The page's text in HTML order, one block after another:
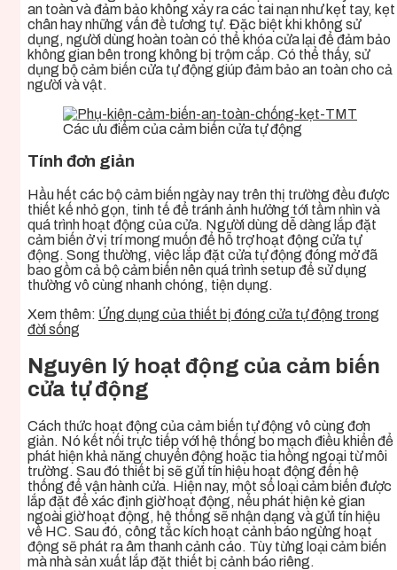
an toàn và đảm bảo không xảy ra các tai nạn như kẹt tay, kẹt
chân hay những vấn đề tương tự. Đặc biệt khi không sử
dụng, người dùng hoàn toàn có thể khóa cửa lại để đảm bảo
không gian bên trong không bị trộm cắp. Có thể thấy, sử
dụng bộ cảm biến cửa tự động giúp đảm bảo an toàn cho cả
người và vật.
Các ưu điểm của cảm biến cửa tự động
Tính đơn giản
Hầu hết các bộ cảm biến ngày nay trên thị trường đều được
thiết kế nhỏ gọn, tinh tế để tránh ảnh hưởng tới tầm nhìn và
quá trình hoạt động của cửa. Người dùng dễ dàng lắp đặt
cảm biến ở vị trí mong muốn để hỗ trợ hoạt động cửa tự
động. Song thường, việc lắp đặt cửa tự động đóng mở đã
bao gồm cả bộ cảm biến nên quá trình setup để sử dụng
thường vô cùng nhanh chóng, tiện dụng.
Xem thêm: Ứng dụng của thiết bị đóng cửa tự động trong
đời sống
Nguyên lý hoạt động của cảm biến
cửa tự động
Cách thức hoạt động của cảm biến tự động vô cùng đơn
giản. Nó kết nối trực tiếp với hệ thống bo mạch điều khiển để
phát hiện khả năng chuyển động hoặc tia hồng ngoại từ môi
trường. Sau đó thiết bị sẽ gửi tín hiệu hoạt động đến hệ
thống để vận hành cửa. Hiện nay, một số loại cảm biến được
lắp đặt để xác định giờ hoạt động, nếu phát hiện kẻ gian
ngoài giờ hoạt động, hệ thống sẽ nhận dạng và gửi tín hiệu
về HC. Sau đó, công tắc kích hoạt cảnh báo ngừng hoạt
động sẽ phát ra âm thanh cảnh cáo. Tùy từng loại cảm biến
mà nhà sản xuất lắp đặt thiết bị cảnh báo riêng.